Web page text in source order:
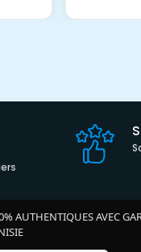
AUTHENTIQUES AVEC